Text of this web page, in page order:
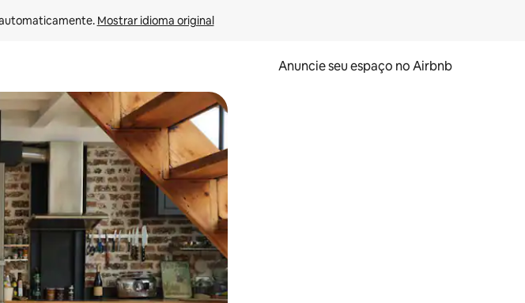
Mostrar idioma original
Anuncie seu espaço no Airbnb
baixo do teclado ou tocando e deslizando o dedo na tela.